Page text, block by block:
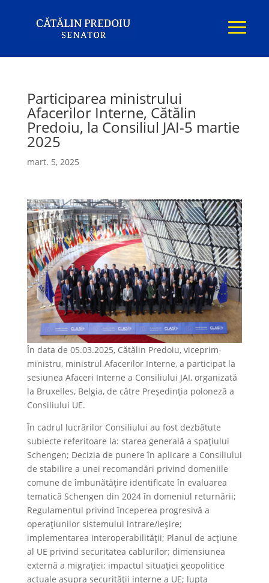
Participarea ministrului
Afacerilor Interne, Cătălin
Predoiu, la Consiliul JAI-5 martie
2025
mart. 5, 2025
În data de 05.03.2025, Cătălin Predoiu, viceprim-
ministru, ministrul Afacerilor Interne, a participat la
sesiunea Afaceri Interne a Consiliului JAI, organizată
la Bruxelles, Belgia, de către Președinția poloneză a
Consiliului UE.
În cadrul lucrărilor Consiliului au fost dezbătute
subiecte referitoare la: starea generală a spațiului
Schengen; Decizia de punere în aplicare a Consiliului
de stabilire a unei recomandări privind domeniile
comune de îmbunătățire identificate în evaluarea
tematică Schengen din 2024 în domeniul returnării;
Regulamentul privind începerea progresivă a
operațiunilor sistemului intrare/ieșire;
implementarea interoperabilității; Planul de acțiune
al UE privind securitatea cablurilor; dimensiunea
externă a migrației; impactul situației geopolitice
actuale asupra securității interne a UE; lupta